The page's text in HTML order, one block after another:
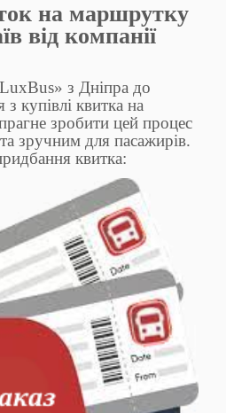
на маршрутку
від компанії
з Дніпра до
купівлі квитка на
зробити цей процес
зручним для пасажирів.
квитка: